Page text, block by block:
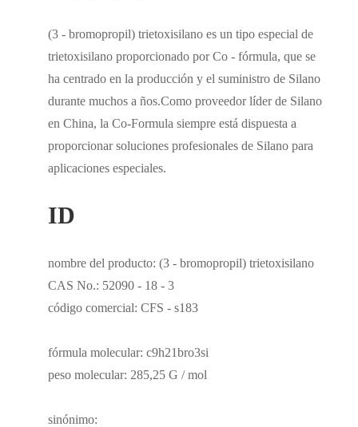
(3 - bromopropil) trietoxisilano es un tipo especial de
trietoxisilano proporcionado por Co - fórmula, que se
ha centrado en la producción y el suministro de Silano
durante muchos a ños.Como proveedor líder de Silano
en China, la Co-Formula siempre está dispuesta a
proporcionar soluciones profesionales de Silano para
aplicaciones especiales.
ID
nombre del producto: (3 - bromopropil) trietoxisilano
CAS No.: 52090 - 18 - 3
código comercial: CFS - s183
fórmula molecular: c9h21bro3si
peso molecular: 285,25 G / mol
sinónimo: